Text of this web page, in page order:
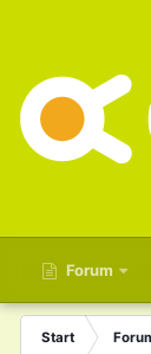
Forum
Start